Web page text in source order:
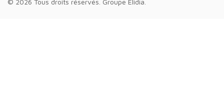
© 2026 Tous droits réservés. Groupe Elidia.